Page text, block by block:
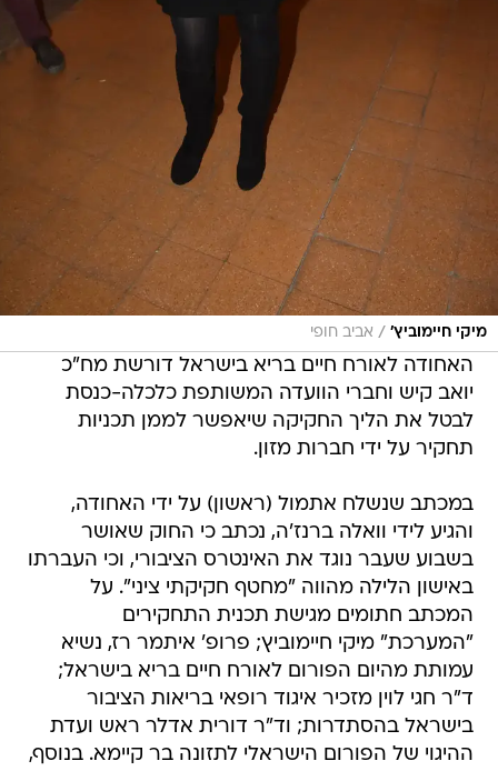
מיקי חיימוביץ' / אביב חופי
האחודה לאורח חיים בריא בישראל דורשת מח"כ
יואב קיש וחברי הוועדה המשותפת כלכלה-כנסת
לבטל את הליך החקיקה שיאפשר לממן תכניות
תחקיר על ידי חברות מזון.
במכתב שנשלח אתמול (ראשון) על ידי האחודה,
והגיע לידי וואלה ברנז'ה, נכתב כי החוק שאושר
בשבוע שעבר נוגד את האינטרס הציבורי, וכי העברתו
באישון הלילה מהווה "מחטף חקיקתי ציני". על
המכתב חתומים מגישת תכנית התחקירים
"המערכת" מיקי חיימוביץ; פרופ' איתמר רז, נשיא
עמותת מהיום הפורום לאורח חיים בריא בישראל;
ד"ר חגי לוין מזכיר איגוד רופאי בריאות הציבור
בישראל בהסתדרות; וד"ר דורית אדלר ראש ועדת
ההיגוי של הפורום הישראלי לתזונה בר קיימא. בנוסף,